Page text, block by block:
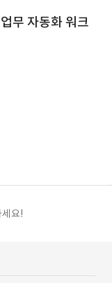
무 자동화 워크
요!